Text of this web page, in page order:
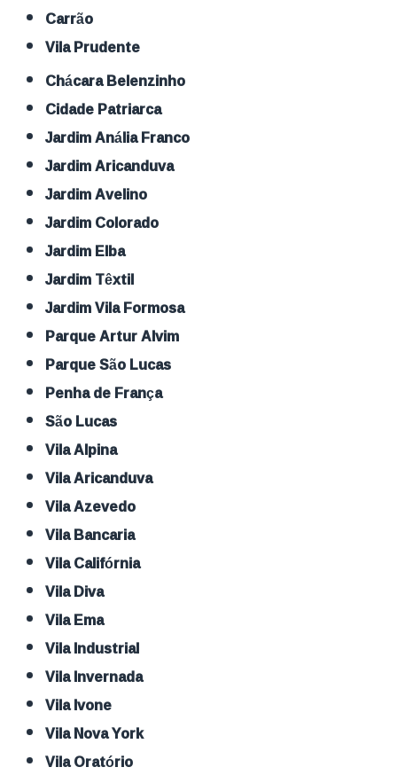
Carrão
Vila Prudente
Chácara Belenzinho
Cidade Patriarca
Jardim Anália Franco
Jardim Aricanduva
Jardim Avelino
Jardim Colorado
Jardim Elba
Jardim Têxtil
Jardim Vila Formosa
Parque Artur Alvim
Parque São Lucas
Penha de França
São Lucas
Vila Alpina
Vila Aricanduva
Vila Azevedo
Vila Bancaria
Vila Califórnia
Vila Diva
Vila Ema
Vila Industrial
Vila Invernada
Vila Ivone
Vila Nova York
Vila Oratório